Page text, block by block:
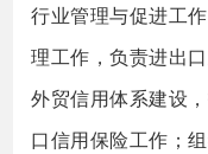
行业管理与促进工
理工作，负责进出
外贸信用体系建设
口信用保险工作；